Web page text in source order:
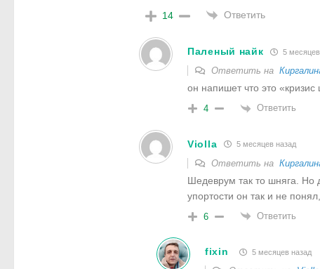
14 Ответить
Паленый найк 5
Ответить на
он напишет что это
4 Ответить
Violla 5 месяцев назад
Ответить на
Шедеврум так то шняга. Но
упортости он так и не
6 Ответить
fixin 5 месяцев назад